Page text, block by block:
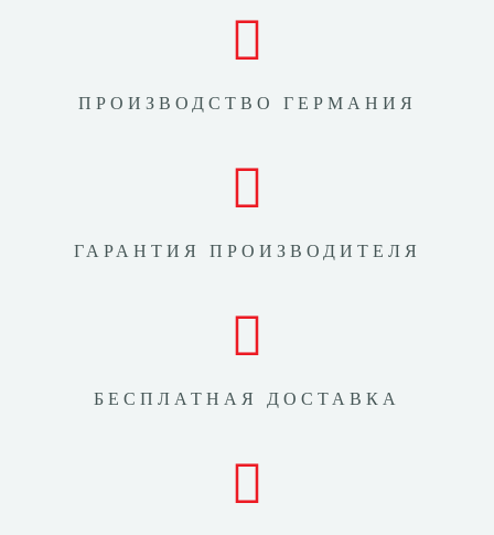
ПРОИЗВОДСТВО ГЕРМАНИЯ
ГАРАНТИЯ ПРОИЗВОДИТЕЛЯ
БЕСПЛАТНАЯ ДОСТАВКА